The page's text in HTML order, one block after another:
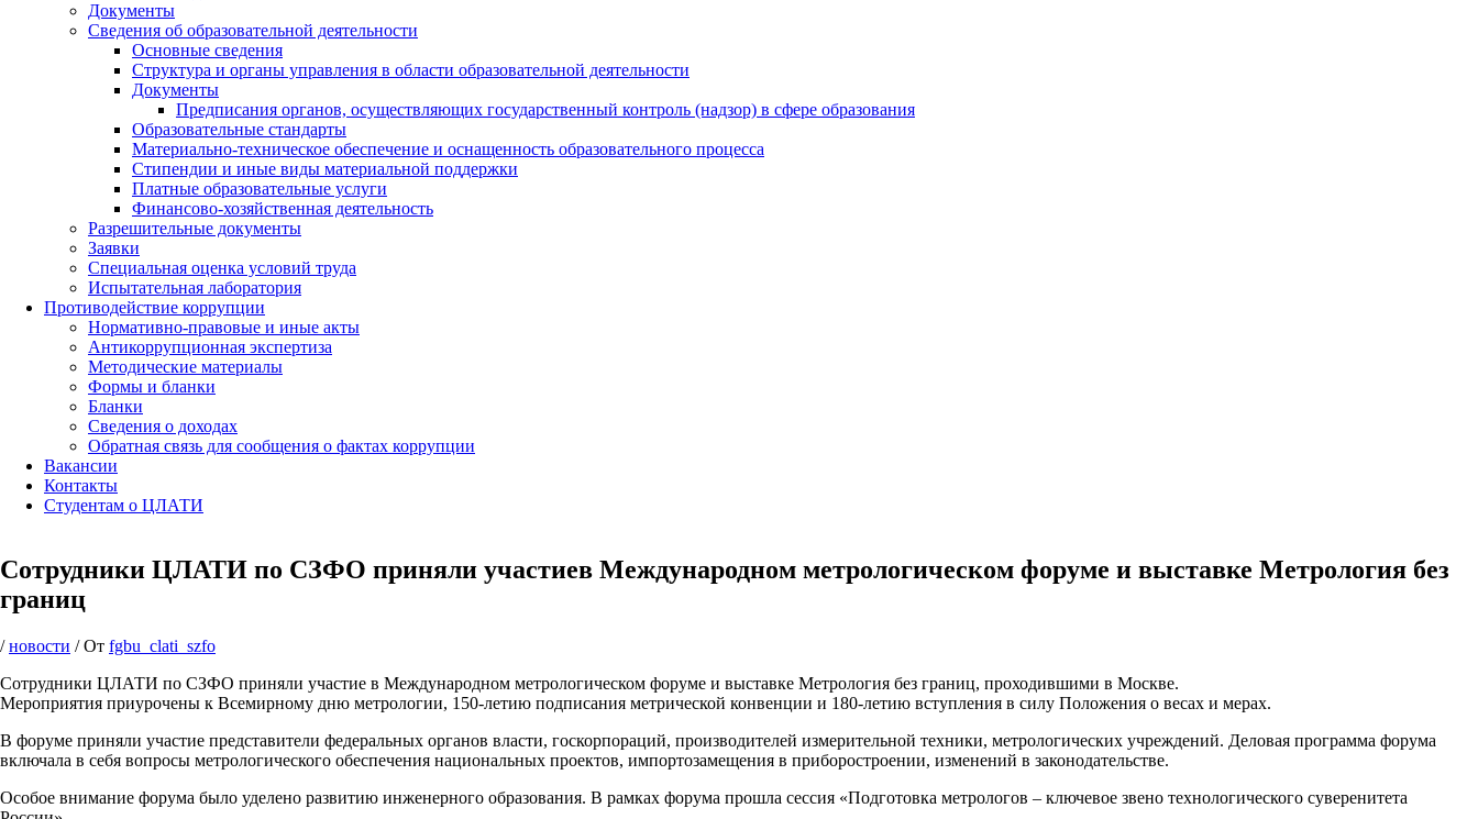
Документы
Сведения об образовательной деятельности
Основные сведения
Структура и органы управления в области образовательной деятельности
Документы
Предписания органов, осуществляющих государственный контроль (надзор) в сфере образования
Образовательные стандарты
Материально-техническое обеспечение и оснащенность образовательного процесса
Стипендии и иные виды материальной поддержки
Платные образовательные услуги
Финансово-хозяйственная деятельность
Разрешительные документы
Заявки
Специальная оценка условий труда
Испытательная лаборатория
Противодействие коррупции
Нормативно-правовые и иные акты
Антикоррупционная экспертиза
Методические материалы
Формы и бланки
Бланки
Сведения о доходах
Обратная связь для сообщения о фактах коррупции
Вакансии
Контакты
Студентам о ЦЛАТИ
Сотрудники ЦЛАТИ по СЗФО приняли участиев Международном метрологическом форуме и выставке Метрология без
границ
/новости / От fgbu_clati_szfo
Сотрудники ЦЛАТИ по СЗФО приняли участие в Международном метрологическом форуме и выставке Метрология без границ, проходившими в Москве.
Мероприятия приурочены к Всемирному дню метрологии, 150-летию подписания метрической конвенции и 180-летию вступления в силу Положения о весах и мерах.
В форуме приняли участие представители федеральных органов власти, госкорпораций, производителей измерительной техники, метрологических учреждений. Деловая программа форума
включала в себя вопросы метрологического обеспечения национальных проектов, импортозамещения в приборостроении, изменений в законодательстве.
Особое внимание форума было уделено развитию инженерного образования. В рамках форума прошла сессия «Подготовка метрологов – ключевое звено технологического суверенитета